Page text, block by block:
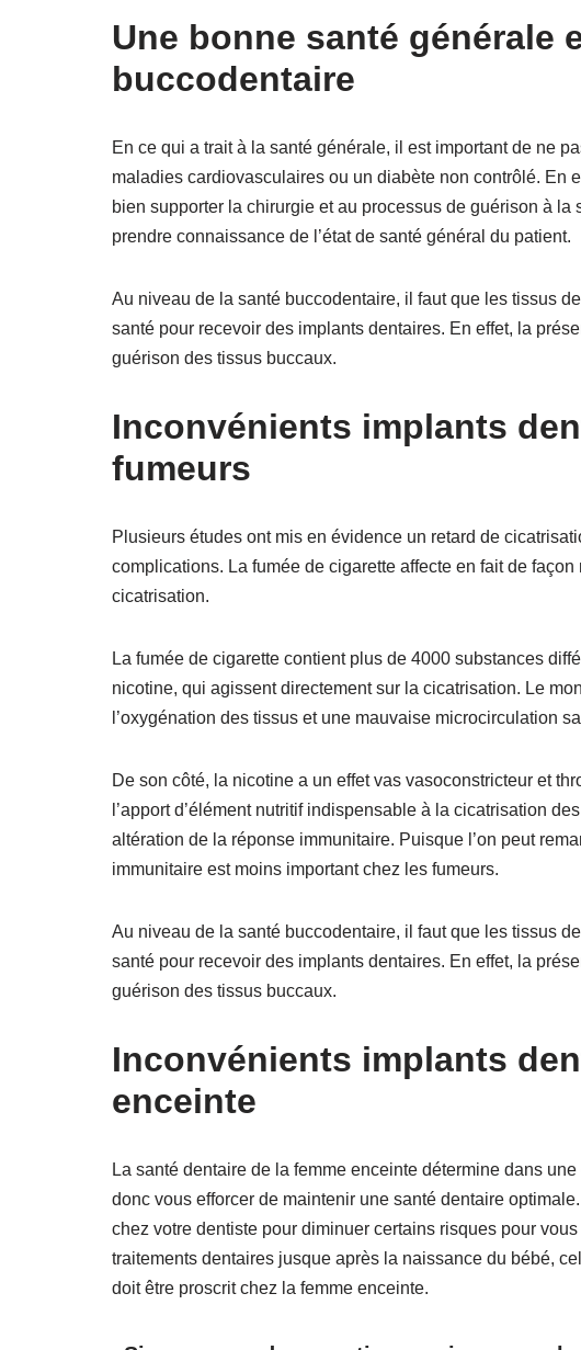
Une bonne santé générale
buccodentaire
En ce qui a trait à la santé générale, il est important de ne
maladies cardiovasculaires ou un diabète non contrôlé. En
bien supporter la chirurgie et au processus de guérison à la
prendre connaissance de l’état de santé général du patient.
Au niveau de la santé buccodentaire, il faut que les tissus
santé pour recevoir des implants dentaires. En effet, la
guérison des tissus buccaux.
Inconvénients implants
fumeurs
Plusieurs études ont mis en évidence un retard de
complications. La fumée de cigarette affecte en fait de
cicatrisation.
La fumée de cigarette contient plus de 4000 substances
nicotine, qui agissent directement sur la cicatrisation. Le
l’oxygénation des tissus et une mauvaise microcirculation
De son côté, la nicotine a un effet vas vasoconstricteur et
l’apport d’élément nutritif indispensable à la cicatrisation
altération de la réponse immunitaire. Puisque l’on peut
immunitaire est moins important chez les fumeurs.
Au niveau de la santé buccodentaire, il faut que les tissus
santé pour recevoir des implants dentaires. En effet, la
guérison des tissus buccaux.
Inconvénients implants
enceinte
La santé dentaire de la femme enceinte détermine dans
donc vous efforcer de maintenir une santé dentaire
chez votre dentiste pour diminuer certains risques pour
traitements dentaires jusque après la naissance du bébé,
doit être proscrit chez la femme enceinte.